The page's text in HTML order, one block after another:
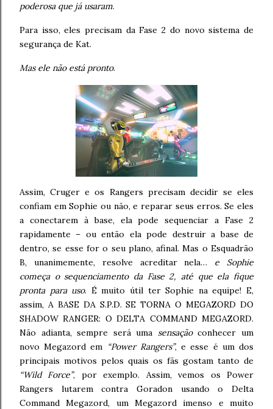
poderosa que já usaram.
Para isso, eles precisam da Fase 2 do novo sistema de
segurança de Kat.
Mas ele não está pronto.
Assim, Cruger e os Rangers precisam decidir se eles
confiam em Sophie ou não, e reparar seus erros. Se eles
a conectarem à base, ela pode sequenciar a Fase 2
rapidamente – ou então ela pode destruir a base de
dentro, se esse for o seu plano, afinal. Mas o Esquadrão
B, unanimemente, resolve acreditar nela… e Sophie
começa o sequenciamento da Fase 2, até que ela fique
pronta para uso. É muito útil ter Sophie na equipe! E,
assim, A BASE DA S.P.D. SE TORNA O MEGAZORD DO
SHADOW RANGER: O DELTA COMMAND MEGAZORD.
Não adianta, sempre será uma sensaçãoconhecer um
novo Megazord em “Power Rangers”, e esse é um dos
principais motivos pelos quais os fãs gostam tanto de
“Wild Force”, por exemplo. Assim, vemos os Power
Rangers lutarem contra Goradon usando o Delta
Command Megazord, um Megazord imenso e muito